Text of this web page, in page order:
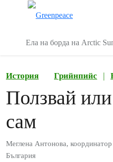
Ела на борда на Arctic
История Грийнпийс |
Ползвай
сам
Меглена Антонова,
България